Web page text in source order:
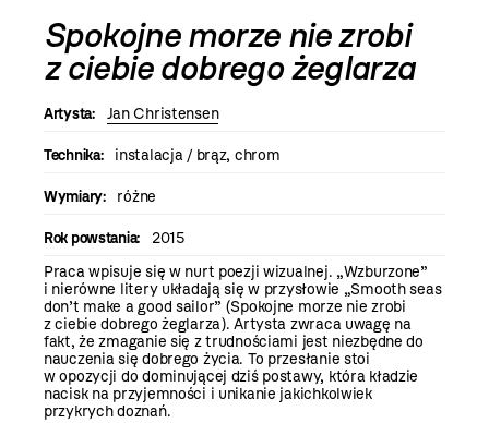
Spokojne morze nie zrobi
z ciebie dobrego żeglarza
Artysta: Jan Christensen
Technika: instalacja / brąz, chrom
Wymiary: różne
Rok powstania:
2015
Praca wpisuje się w nurt poezji wizualnej. „Wzburzone”
i nierówne litery układają się w przysłowie „Smooth seas
don’t make a good sailor” (Spokojne morze nie zrobi
z ciebie dobrego żeglarza). Artysta zwraca uwagę na
fakt, że zmaganie się z trudnościami jest niezbędne do
nauczenia się dobrego życia. To przesłanie stoi
w opozycji do dominującej dziś postawy, która kładzie
nacisk na przyjemności i unikanie jakichkolwiek
przykrych doznań.